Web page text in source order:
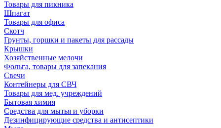
Товары для пикника
Шпагат
Товары для офиса
Скотч
Грунты, горшки и пакеты для рассады
Крышки
Хозяйственные мелочи
Фольга, товары для запекания
Свечи
Контейнеры для СВЧ
Товары для мед. учреждений
Бытовая химия
Средства для мытья и уборки
Дезинфицирующие средства и антисептики